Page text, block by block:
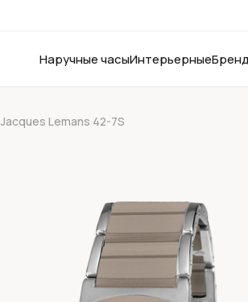
Наручные часыИнтерьерные
Jacques Lemans 42-7S